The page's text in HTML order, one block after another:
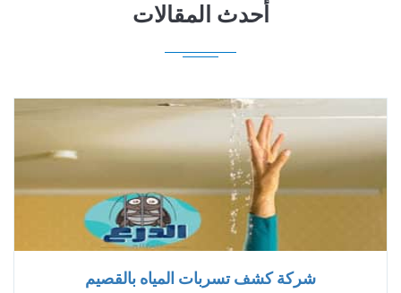
أحدث المقالات
شركة كشف تسربات المياه بالقصيم